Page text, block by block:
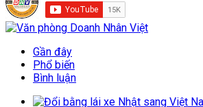
Gần đây
Phổ biến
Bình luận